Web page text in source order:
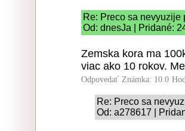
Re: Preco sa
Od: dnesJa | Pridané:
Zemska kora ma
viac ako 10 rokov.
Odpovedať Známka: 10.0
Re: Preco sa
Od: a278617 |